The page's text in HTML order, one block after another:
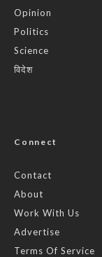
Opinion
Politics
Science
विदेश
Connect
Contact
About
Work With Us
Advertise
Terms Of Service